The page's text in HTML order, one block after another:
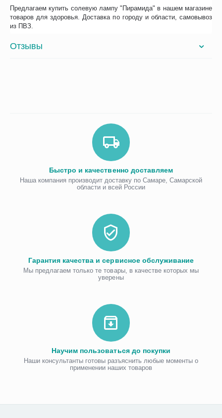
Предлагаем купить солевую лампу "Пирамида" в нашем магазине
товаров для здоровья. Доставка по городу и области, самовывоз
из ПВЗ.
Отзывы
Быстро и качественно доставляем
Наша компания производит доставку по Самаре, Самарской
области и всей России
Гарантия качества и сервисное обслуживание
Мы предлагаем только те товары, в качестве которых мы
уверены
Научим пользоваться до покупки
Наши консультанты готовы разъяснить любые моменты о
применении наших товаров